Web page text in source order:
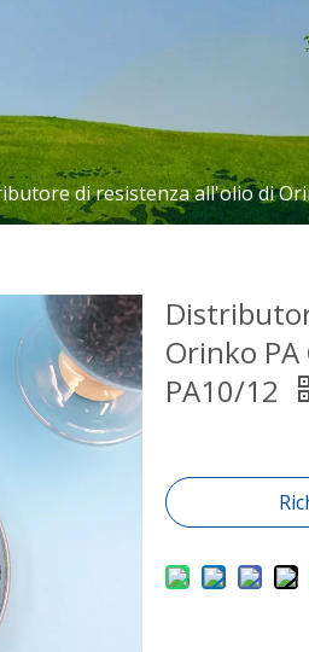
di resistenza all'olio di
Orinko PA
PA10/12